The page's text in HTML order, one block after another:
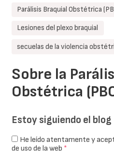
Sobre la
Obstétrica
Parálisis Braquial Obstétrica
Lesiones del plexo braquial
secuelas de la violencia
Estoy siguiendo el blog
He leído atentamente y
de uso de la web *